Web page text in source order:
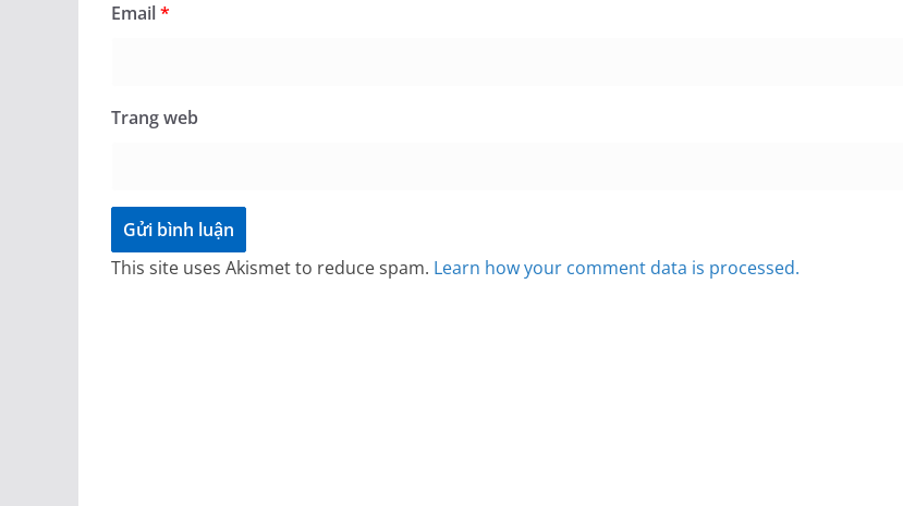
Email*
Trang web
This site uses Akismet to reduce spam. Learn how your comment data is processed.